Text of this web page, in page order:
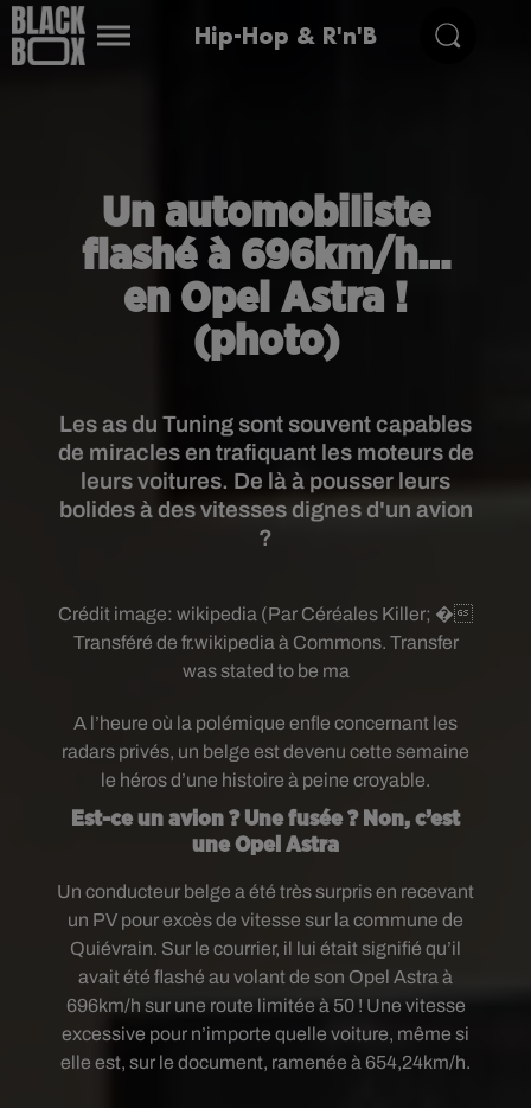
Hip-Hop & R'n'B
Un automobiliste
flashé à 696km/h…
en Opel Astra !
(photo)
Les as du Tuning sont souvent capables
de miracles en trafiquant les moteurs de
leurs voitures. De là à pousser leurs
bolides à des vitesses dignes d'un avion
?
Crédit image: wikipedia (Par Céréales Killer; �
Transféré de fr.wikipedia à Commons. Transfer
was stated to be ma
A l’heure où la polémique enfle concernant les
radars privés, un belge est devenu cette semaine
le héros d’une histoire à peine croyable.
Est-ce un avion ? Une fusée ? Non, c’est
une Opel Astra
Un conducteur belge a été très surpris en recevant
un PV pour excès de vitesse sur la commune de
Quiévrain. Sur le courrier, il lui était signifié qu’il
avait été flashé au volant de son Opel Astra à
696km/h sur une route limitée à 50 ! Une vitesse
excessive pour n’importe quelle voiture, même si
elle est, sur le document, ramenée à 654,24km/h.